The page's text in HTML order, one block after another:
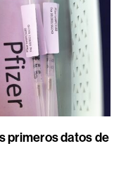
primeros datos de